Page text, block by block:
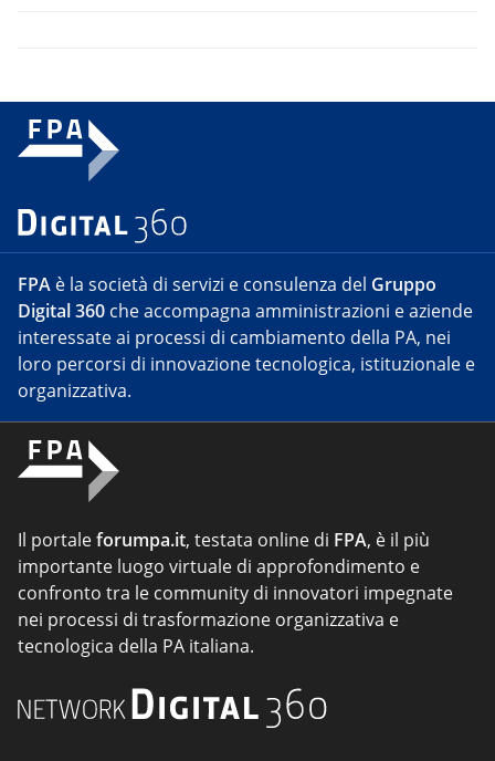
FPA è la società di servizi e consulenza del Gruppo
Digital 360 che accompagna amministrazioni e aziende
interessate ai processi di cambiamento della PA, nei
loro percorsi di innovazione tecnologica, istituzionale e
organizzativa.
Il portaleforumpa.it, testata online di FPA, è il più
importante luogo virtuale di approfondimento e
confronto tra le community di innovatori impegnate
nei processi di trasformazione organizzativa e
tecnologica della PA italiana.